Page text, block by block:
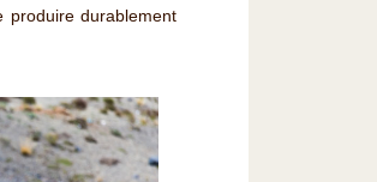
produire durablement